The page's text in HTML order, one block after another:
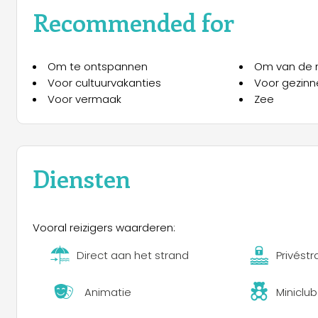
Het Tindari Village ligt in de stad Furnari (ME),
archipel van de Eolische eilanden.
Het heeft studio- en tweekamerappartementen
entertainment dat aanwezig maar niet opdringerig is.
Recommended for
Om te ontspannen Om van de
Voor cultuurvakanties
Voor
Voor vermaak
Zee
Diensten
Vooral reizigers waarderen:
Direct aan het strand
Animatie Miniclub